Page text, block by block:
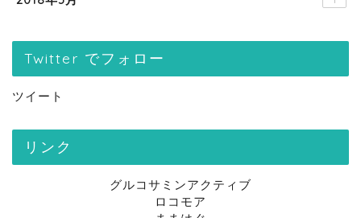
Twitter でフォロー
ツイート
リンク
グルコサミンアクティブ
ロコモア